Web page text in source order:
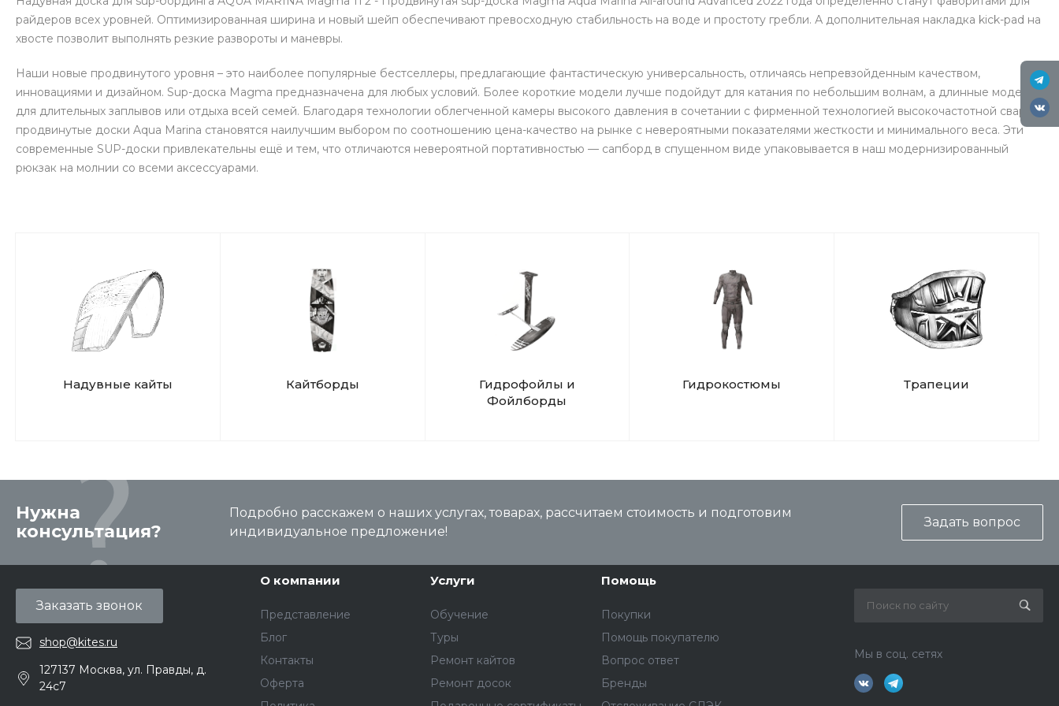
райдеров всех уровней. Оптимизированная ширина и новый шейп обеспечивают превосходную стабильность на воде и простоту гребли. А дополнительная накладка kick-pad на
хвосте позволит выполнять резкие развороты и маневры.
Наши новые продвинутого уровня – это наиболее популярные бестселлеры, предлагающие фантастическую универсальность, отличаясь непревзойденным качеством,
инновациями и дизайном. Sup-доска Magma предназначена для любых условий. Более короткие модели лучше подойдут для катания по небольшим волнам, а длинные модели
для длительных заплывов или отдыха всей семей. Благодаря технологии облегченной камеры высокого давления в сочетании с фирменной технологией высокочастотной сварки
продвинутые доски Aqua Marina становятся наилучшим выбором по соотношению цена-качество на рынке с невероятными показателями жесткости и минимального веса. Эти
современные SUP-доски привлекательны ещё и тем, что отличаются невероятной портативностью — сапборд в спущенном виде упаковывается в наш модернизированный
рюкзак на молнии со всеми аксессуарами.
Надувные кайты Кайтборды
Гидрофойлы и
Фойлборды
Гидрокостюмы Трапеции
Нужна
консультация?
Подробно расскажем о наших услугах, товарах, рассчитаем стоимость и подготовим
индивидуальное предложение!
Задать вопрос
Заказать звонок
shop@kites.ru
127137 Москва, ул. Правды, д.
24с7
О компании
Представление
Блог
Контакты
Оферта
Услуги
Обучение
Туры
Ремонт кайтов
Ремонт досок
Помощь
Покупки
Помощь покупателю
Вопрос ответ
Бренды
Мы в соц. сетях